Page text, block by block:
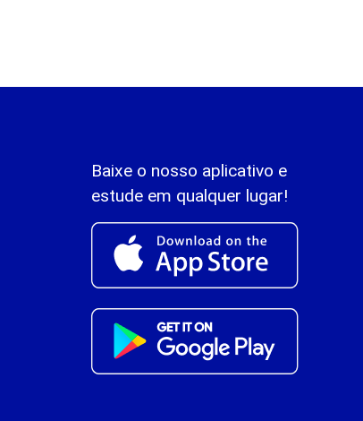
Baixe o nosso aplicativo e
estude em qualquer lugar!